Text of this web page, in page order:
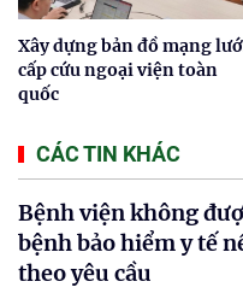
Xây dựng bản đồ mạng
cấp cứu ngoại viện toàn
quốc
CÁC TIN KHÁC
Bệnh viện không
bệnh bảo hiểm y tế
theo yêu cầu